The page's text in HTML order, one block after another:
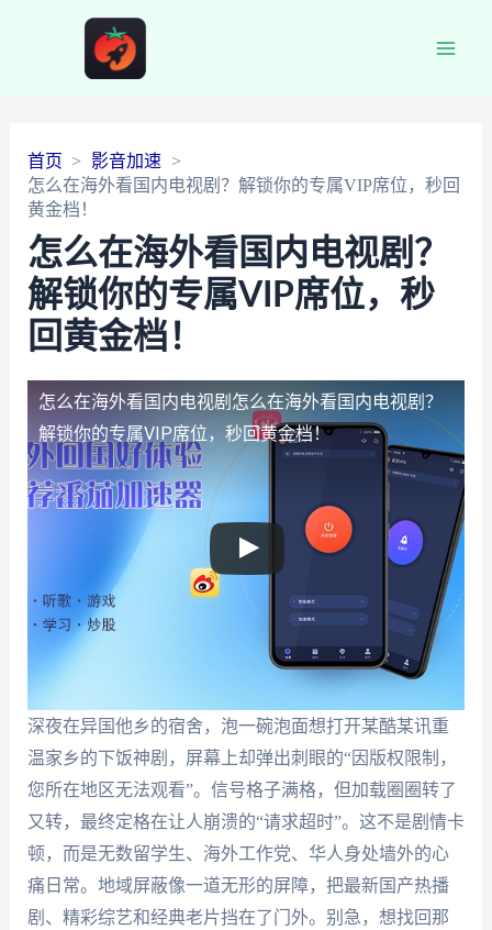
首页
影音加速
怎么在海外看国内电视剧？解锁你的专属VIP席位，秒回
黄金档！
怎么在海外看国内电视剧？
解锁你的专属VIP席位，秒
回黄金档！
怎么在海外看国内电视剧 怎么在海外看国内电视剧？
解锁你的专属VIP席位，秒回黄金档！
深夜在异国他乡的宿舍，泡一碗泡面想打开某酷某讯重
温家乡的下饭神剧，屏幕上却弹出刺眼的“因版权限制，
您所在地区无法观看”。信号格子满格，但加载圈圈转了
又转，最终定格在让人崩溃的“请求超时”。这不是剧情卡
顿，而是无数留学生、海外工作党、华人身处墙外的心
痛日常。地域屏蔽像一道无形的屏障，把最新国产热播
剧、精彩综艺和经典老片挡在了门外。别急，想找回那